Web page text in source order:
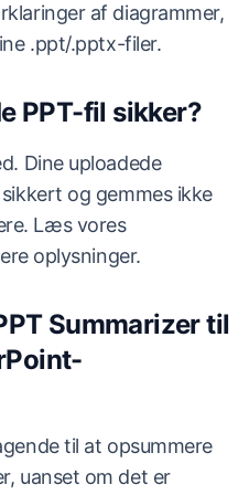
af diagrammer,
.ppt/.pptx-filer.
PPT-fil sikker?
Dine uploadede
og gemmes ikke
Læs vores
oplysninger.
Summarizer til
til at opsummere
uanset om det er